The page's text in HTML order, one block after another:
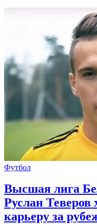
Футбол
Высшая лига
Руслан Теверов
карьеру за